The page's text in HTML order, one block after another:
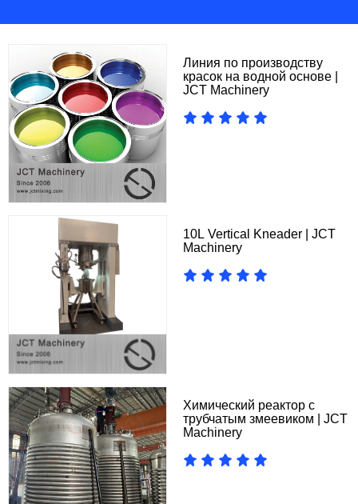
Линия по производству
красок на водной основе |
JCT Machinery
10L Vertical Kneader | JCT
Machinery
Химический реактор с
трубчатым змеевиком | JCT
Machinery